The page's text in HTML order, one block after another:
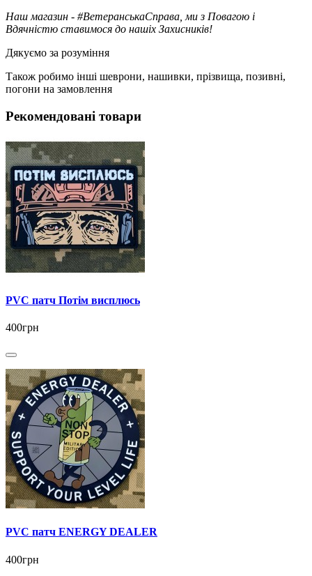
Наш магазин - #ВетеранськаСправа, ми з Повагою і
Вдячністю ставимося до нашіх Захисників!
Дякуємо за розуміння
Також робимо інші шеврони, нашивки, прізвища, позивні,
погони на замовлення
Рекомендовані товари
PVC патч Потім висплюсь
400грн
PVC патч ENERGY DEALER
400грн